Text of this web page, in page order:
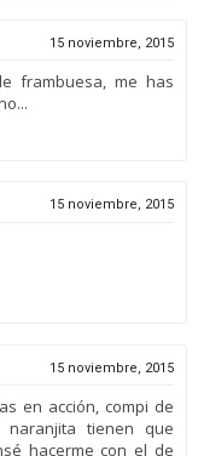
15 noviembre, 2015
frambuesa, me has
15 noviembre, 2015
15 noviembre, 2015
en acción, compi de
tienen que
hacerme con el de